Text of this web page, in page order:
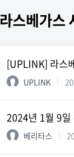
라스베가스
[UPLINK] 라스
UPLINK
2024년 1월 9일
베리타스